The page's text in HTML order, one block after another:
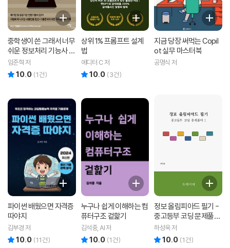
중학생이 쓴 그래서 너무
쉬운 정보처리 기능사 :
필기
임준혁 저
10.0 (1건)
상위 1% 프롬프트 설계
법
에디터 C 저
10.0 (3건)
지금 당장 써먹는 Copil
ot 실무 마스터북
공명식 저
파이썬 배웠으면 자격증
따야지
김부경 저
10.0 (11건)
누구나 쉽게 이해하는 컴
퓨터구조 겉핥기
김석중, AI 저
10.0 (1건)
정보 올림피아드 필기 -
중고등부 코딩 문제풀이
1
하성욱 저
10.0 (1건)